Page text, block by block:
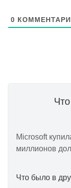
0
Microsoft
миллионов
Что было в